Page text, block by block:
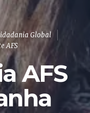
Global
AFS
AFS